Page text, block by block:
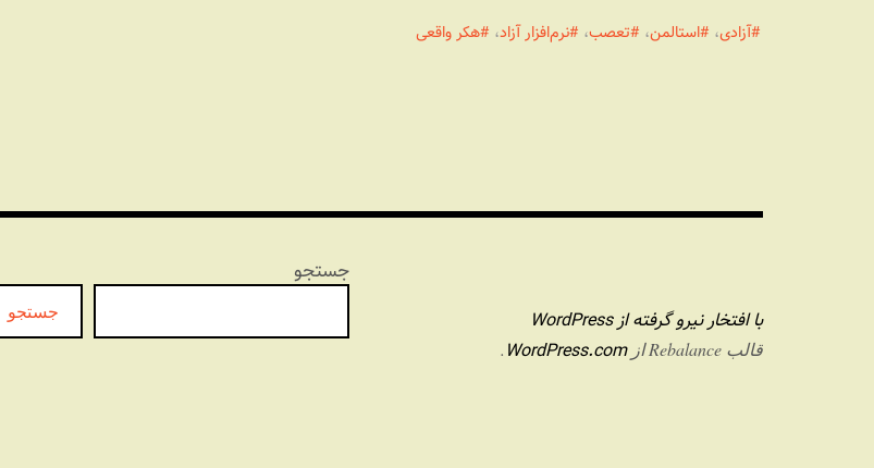
آزادی، استالمن، تعصب، نرم‌افزار آزاد، هکر واقعی
جستجو
جستجو با افتخار نیرو گرفته از WordPress
قالب Rebalance از WordPress.com
.